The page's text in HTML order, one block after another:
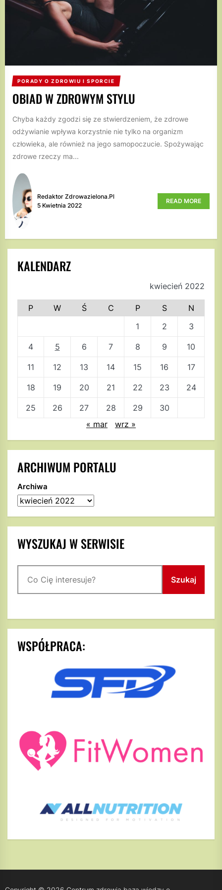
PORADY O ZDROWIU I SPORCIE
OBIAD W ZDROWYM STYLU
Chyba każdy zgodzi się ze stwierdzeniem, że zdrowe
odżywianie wpływa korzystnie nie tylko na organizm
człowieka, ale również na jego samopoczucie. Spożywając
zdrowe rzeczy ma...
Redaktor Zdrowazielona.pl
5 Kwietnia 2022
READ MORE
KALENDARZ
kwiecień 2022
P W Ś C P S
N
1
2 3
4 5 6 7 8 9 10
11 12 13 14 15 16 17
18 19 20 21 22 23 24
25 26 27 28 29
30
« mar
wrz »
ARCHIWUM PORTALU
Archiwa
WYSZUKAJ W SERWISIE
Szukaj
WSPÓŁPRACA: